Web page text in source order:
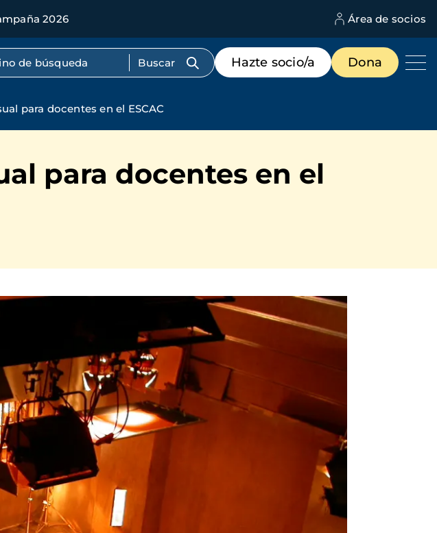
2026 Área de socios
completo
Menú
de
destacados
Hazte socio/a Dona
para docentes en el ESCAC
para docentes en el